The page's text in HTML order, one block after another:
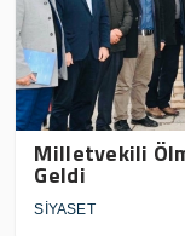
Milletvekili
Geldi
SİYASET